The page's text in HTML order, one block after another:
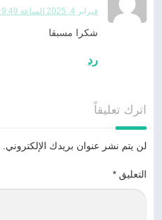
فبراير 4, 2025 الساعة 9:49 ص
شكرا مسبقا
رد
اترك تعليقاً
لن يتم نشر عنوان بريدك الإلكتروني.
التعليق *